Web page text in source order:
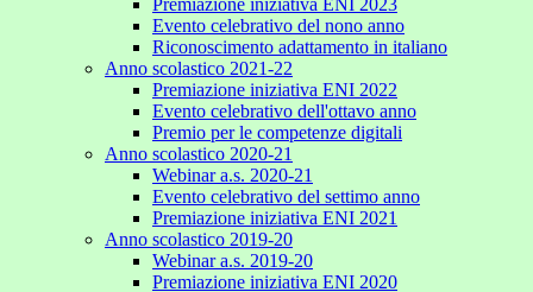
Premiazione iniziativa ENI 2023
Evento celebrativo del nono anno
Riconoscimento adattamento in italiano
Anno scolastico 2021-22
Premiazione iniziativa ENI 2022
Evento celebrativo dell'ottavo anno
Premio per le competenze digitali
Anno scolastico 2020-21
Webinar a.s. 2020-21
Evento celebrativo del settimo anno
Premiazione iniziativa ENI 2021
Anno scolastico 2019-20
Webinar a.s. 2019-20
Premiazione iniziativa ENI 2020